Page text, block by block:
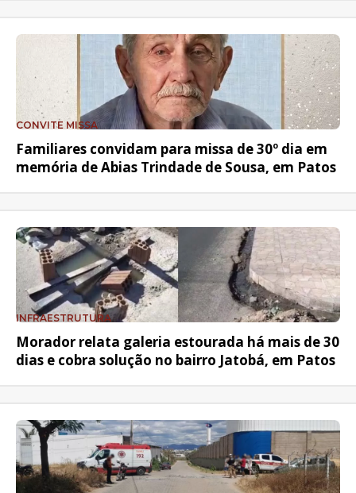
CONVITE MISSA
Familiares convidam para missa de 30º dia em
memória de Abias Trindade de Sousa, em Patos
INFRAESTRUTURA
Morador relata galeria estourada há mais de 30
dias e cobra solução no bairro Jatobá, em Patos